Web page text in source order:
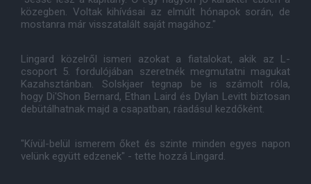
közegben. Voltak kihívásai az elmúlt hónapok során, de
mostanra már visszatalált saját magához."
Lingard közelről ismeri azokat a fiatalokat, akik az L-
csoport 5. fordulójában szeretnék megmutatni magukat
Kazahsztánban. Solskjaer tegnap be is számolt róla,
hogy Di'Shon Bernard, Ethan Laird és Dylan Levitt biztosan
debütálhatnak majd a csapatban, ráadásul kezdőként.
"Kívül-belül ismerem őket és szinte minden egyes napon
velünk együtt edzenek" - tette hozzá Lingard.